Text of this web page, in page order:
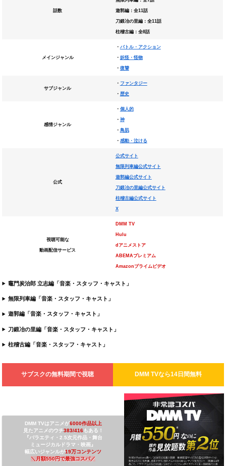
話数 遊郭編：全11話
刀鍛冶の里編：全11話
柱稽古編：全8話
メインジャンル
・ バトル・アクション
・ 妖怪・怪物
・ 復讐
サブジャンル
・ ファンタジー
・ 歴史
感情ジャンル
・ 個人的
・ 神
・ 鳥肌
・ 感動・泣ける
公式
公式サイト
無限列車編公式サイト
遊郭編公式サイト
刀鍛冶の里編公式サイト
柱稽古編公式サイト
X
視聴可能な
動画配信サービス
DMM TV
Hulu
dアニメストア
ABEMAプレミアム
Amazonプライムビデオ
竈門炭治郎 立志編「音楽・スタッフ・キャスト」
無限列車編「音楽・スタッフ・キャスト」
遊郭編「音楽・スタッフ・キャスト」
刀鍛冶の里編「音楽・スタッフ・キャスト」
柱稽古編「音楽・スタッフ・キャスト」
サブスクの無料期間で視聴 DMM TVなら14日間無料
DMM TVはアニメが6000作品以上
見たアニメのウチ383/416もある！
『バラエティ・2.5次元作品・舞台
ミュージカルドラマ・映画』
幅広いジャンルが19万コンテンツ
＼ 月額550円で最強コスパ／